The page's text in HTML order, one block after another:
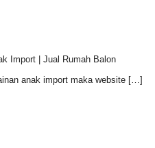
Import | Jual Rumah Balon
anak import maka website […]